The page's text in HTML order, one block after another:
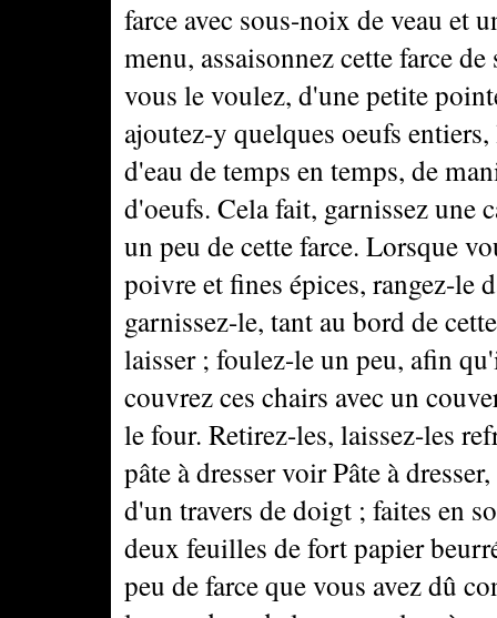
farce avec sous-noix de veau et
menu, assaisonnez cette farce
vous le voulez, d'une petite
ajoutez-y quelques oeufs
d'eau de temps en temps, de
d'oeufs. Cela fait, garnissez une
un peu de cette farce. Lorsque
poivre et fines épices, rangez-le
garnissez-le, tant au bord de
laisser ; foulez-le un peu, afin
couvrez ces chairs avec un
le four. Retirez-les, laissez-les
pâte à dresser voir Pâte à
d'un travers de doigt ; faites en
deux feuilles de fort papier
peu de farce que vous avez dû